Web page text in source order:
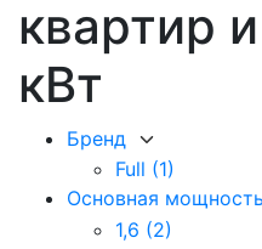
квартир
кВт
Бренд
Full (1)
Основная
1,6 (2)